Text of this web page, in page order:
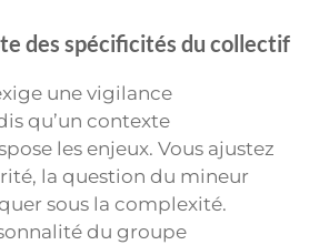
des spécificités du collectif
une vigilance
qu’un contexte
les enjeux. Vous ajustez
la question du mineur
sous la complexité.
du groupe